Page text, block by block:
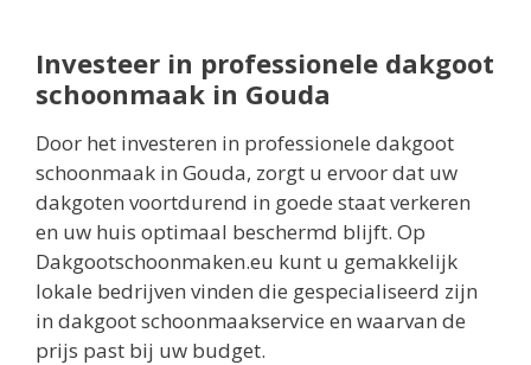
Investeer in professionele dakgoot
schoonmaak in Gouda
Door het investeren in professionele dakgoot
schoonmaak in Gouda, zorgt u ervoor dat uw
dakgoten voortdurend in goede staat verkeren
en uw huis optimaal beschermd blijft. Op
Dakgootschoonmaken.eu kunt u gemakkelijk
lokale bedrijven vinden die gespecialiseerd zijn
in dakgoot schoonmaakservice en waarvan de
prijs past bij uw budget.